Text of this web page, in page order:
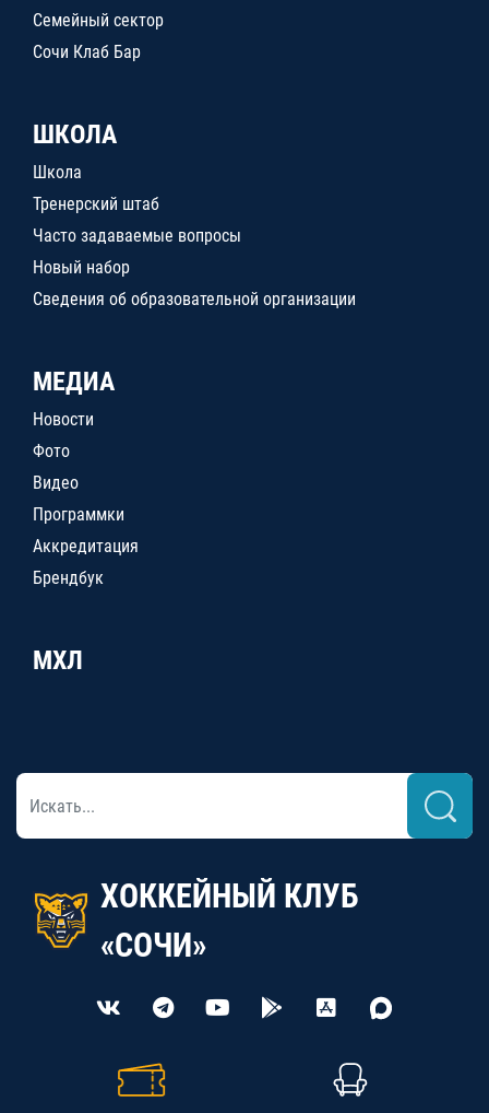
Семейный сектор
Сочи Клаб Бар
ШКОЛА
Школа
Тренерский штаб
Часто задаваемые вопросы
Новый набор
Сведения об образовательной организации
МЕДИА
Новости
Фото
Видео
Программки
Аккредитация
Брендбук
МХЛ
ХОККЕЙНЫЙ КЛУБ
«СОЧИ»